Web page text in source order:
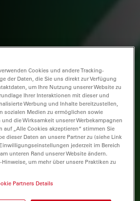
Cookies und andere Tracking-
der Daten, die Sie uns direkt zur Verfügung
um Ihre Nutzung unserer Website zu
Ihrer Interaktionen mit dieser und
Werbung und Inhalte bereitzustellen,
sozialen Medien zu ermöglichen sowie
die Wirksamkeit unserer Werbekampagnen
auf „Alle Cookies akzeptieren“ stimmen Sie
dieser Daten an unsere Partner zu (siehe Link
jederzeit im Bereich
unteren Rand unserer Website ändern.
Hinweise, um mehr über unsere Praktiken zu
Partners Details